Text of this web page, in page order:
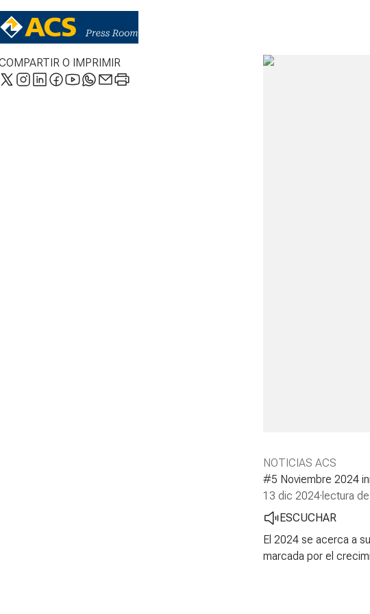
O IMPRIMIR
NOTICIAS ACS
#5 Noviembre 2024
13 dic 2024· lectura
ESCUCHAR
El 2024 se acerca a
marcada por el